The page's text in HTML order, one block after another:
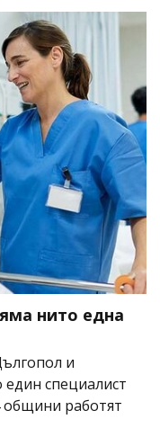
нито една
и
един специалист
общини работят